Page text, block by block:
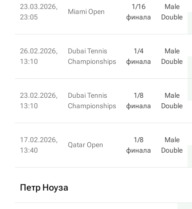
23.03.2026,
23:05
Miami Open
1/16
финала
Male
Double
26.02.2026,
13:10
Dubai Tennis
Championships
1/4
финала
Male
Double
23.02.2026,
13:10
Dubai Tennis
Championships
1/8
финала
Male
Double
17.02.2026,
13:40
Qatar Open
1/8
финала
Male
Double
Петр Ноуза